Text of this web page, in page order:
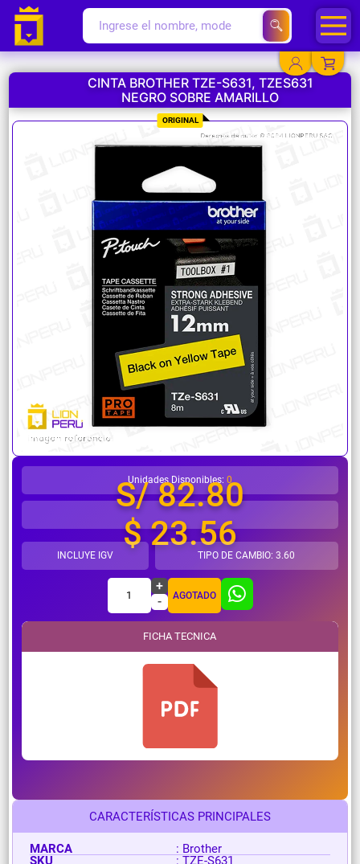
YA EXISTO
SOY NUEVO
¿Necesitas ayuda?
CINTA BROTHER TZE-S631, TZES631
NEGRO SOBRE AMARILLO
ORIGINAL
CARACTERÍSTICAS PRINCIPALES
MARCA
: Brother
SKU
: TZE-S631
Unidades Disponibles: 0
S/ 82.80
$ 23.56
INCLUYE IGV TIPO DE CAMBIO: 3.60
1
+
-
AGOTADO
FICHA TECNICA